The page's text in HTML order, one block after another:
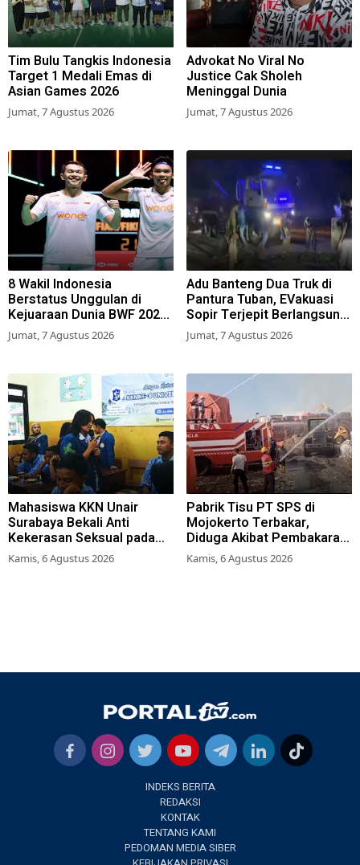
Tim Bulu Tangkis Indonesia
Target 1 Medali Emas di
Asian Games 2026
Jumat, 7 Agustus 2026
Advokat No Viral No
Justice Cak Sholeh
Meninggal Dunia
Jumat, 7 Agustus 2026
8 Wakil Indonesia
Berstatus Unggulan di
Kejuaraan Dunia BWF 2026,
Kans Juara Terbuka Lebar
Jumat, 7 Agustus 2026
Adu Banteng Dua Truk di
Pantura Tuban, EVakuasi
Sopir Terjepit Berlangsung
Dramatis
Jumat, 7 Agustus 2026
Mahasiswa KKN Unair
Surabaya Bekali Anti
Kekerasan Seksual pada
Siswa SMK
Kamis, 6 Agustus 2026
Pabrik Tisu PT SPS di
Mojokerto Terbakar,
Diduga Akibat Pembakaran
Lahan Tebu
Kamis, 6 Agustus 2026
INDEKS BERITA
REDAKSI
KONTAK
TENTANG KAMI
PEDOMAN MEDIA SIBER